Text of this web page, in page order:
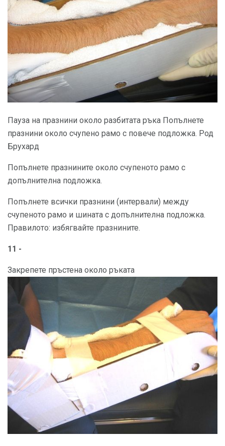
Пауза на празнини около разбитата ръка Попълнете
празнини около счупено рамо с повече подложка. Род
Брухард
Попълнете празнините около счупеното рамо с
допълнителна подложка.
Попълнете всички празнини (интервали) между
счупеното рамо и шината с допълнителна подложка.
Правилото: избягвайте празнините.
11 -
Закрепете пръстена около ръката